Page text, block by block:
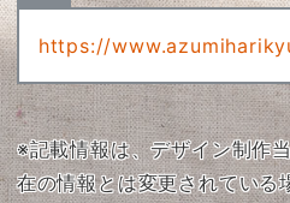
https://
※記載情報は、デザイン制作
在の情報とは変更されている